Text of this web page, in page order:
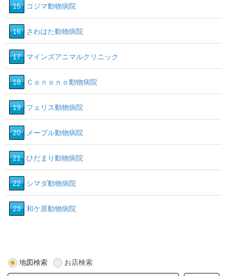
15 コジマ動物病院
16 さわはた動物病院
17 マインズアニマルクリニック
18 Ｃｏｎｏｎｏ動物病院
19 フェリス動物病院
20 メープル動物病院
21 ひだまり動物病院
22 シマダ動物病院
23 和ケ原動物病院
地図検索 お店検索